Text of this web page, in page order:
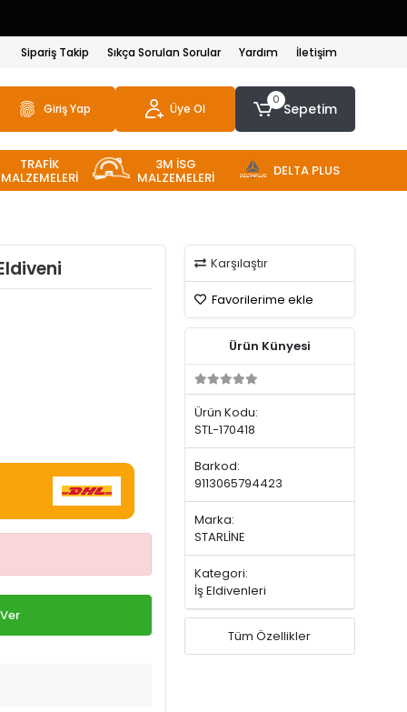
Sipariş Takip Sıkça Sorulan Sorular Yardım İletişim
Giriş Yap Üye Ol
0
Sepetim
TRAFİK
MALZEMELERİ
3M İSG
MALZEMELERİ DELTA PLUS
Karşılaştır
Favorilerime ekle
Ürün Künyesi
Ürün Kodu:
STL-170418
Barkod:
9113065794423
Marka:
STARLİNE
Kategori:
İş Eldivenleri
Tüm Özellikler